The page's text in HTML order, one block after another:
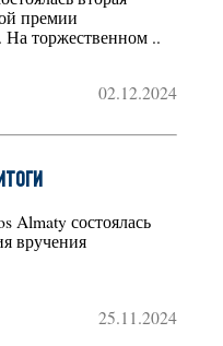
премии
торжественном ..
02.12.2024
Almaty состоялась
вручения
25.11.2024